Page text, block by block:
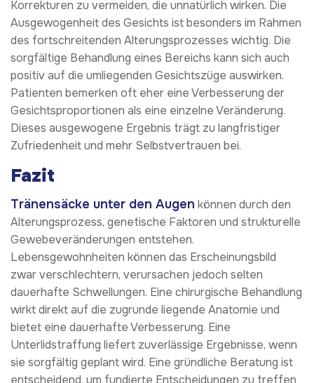
Korrekturen zu vermeiden, die unnatürlich wirken. Die
Ausgewogenheit des Gesichts ist besonders im Rahmen
des fortschreitenden Alterungsprozesses wichtig. Die
sorgfältige Behandlung eines Bereichs kann sich auch
positiv auf die umliegenden Gesichtszüge auswirken.
Patienten bemerken oft eher eine Verbesserung der
Gesichtsproportionen als eine einzelne Veränderung.
Dieses ausgewogene Ergebnis trägt zu langfristiger
Zufriedenheit und mehr Selbstvertrauen bei.
Fazit
Tränensäcke unter den Augen können durch den
Alterungsprozess, genetische Faktoren und strukturelle
Gewebeveränderungen entstehen.
Lebensgewohnheiten können das Erscheinungsbild
zwar verschlechtern, verursachen jedoch selten
dauerhafte Schwellungen. Eine chirurgische Behandlung
wirkt direkt auf die zugrunde liegende Anatomie und
bietet eine dauerhafte Verbesserung. Eine
Unterlidstraffung liefert zuverlässige Ergebnisse, wenn
sie sorgfältig geplant wird. Eine gründliche Beratung ist
entscheidend, um fundierte Entscheidungen zu treffen